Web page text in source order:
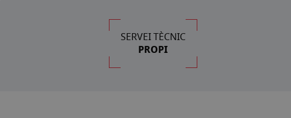
SERVEI TÈCNIC
PROPI